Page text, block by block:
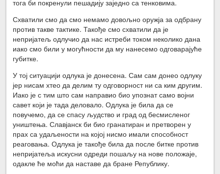
тога би покренули пешадију заједно са тенковима.
Схватили смо да смо немамо довољно оружја за одбрану
против такве тактике. Такође смо схватили да је
непријатељ одлучио да нас истреби током неколико дана
иако смо били у могућности да му нанесемо одговарајуће
губитке.
У тој ситуацији одлука је донесена. Сам сам донео одлуку
јер нисам хтео да делим ту одговорност ни са ким другим.
Иако је с тим што сам направио био упознат само војни
савет који је тада деловало. Одлука је била да се
повучемо, да се спасу људство и град од бесмисленог
уништења. Славјанск би био гранатиран и претворен у
прах са удаљености на којој нисмо имали способност
реаговања. Одлука је такође била да после битке против
непријатеља искусни одреди пошаљу на нове положаје,
одакле ће моћи да наставе да бране Републику.